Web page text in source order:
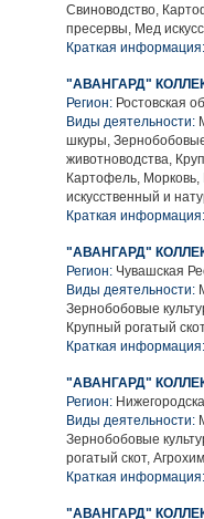
Свиноводство,
пресервы, Мед
Краткая информация:
"АВАНГАРД"
Регион: Ростовская
Виды деятельности:
шкуры,
животноводства,
Картофель,
искусственный и
Краткая информация:
"АВАНГАРД"
Регион: Чувашская
Виды деятельности:
Зернобобовые
Крупный рогатый
Краткая информация:
"АВАНГАРД"
Регион:
Виды деятельности:
Зернобобовые
рогатый скот,
Краткая информация:
"АВАНГАРД"